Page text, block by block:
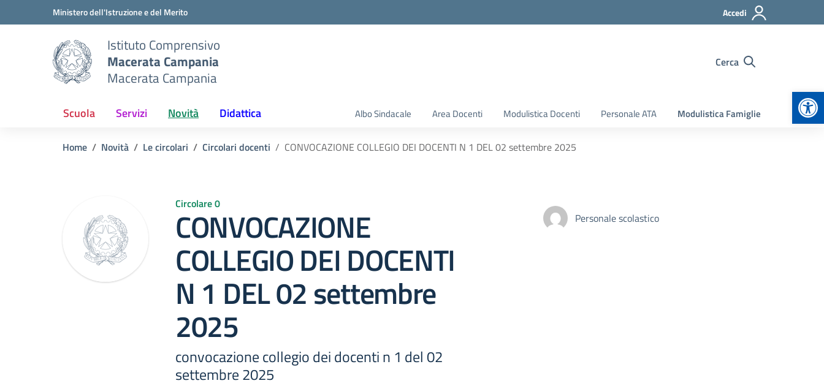
Vai ai contenuti
Vai al menu di navigazioneMinistero dell'Istruzione e del Merito Accedi
Istituto Comprensivo
Macerata Campania
Macerata Campania
Cerca
Scuola Servizi Novità Didattica Albo Sindacale Area Docenti Modulistica Docenti Personale ATA Modulistica Famiglie
Home Novità Le circolari Circolari docenti CONVOCAZIONE COLLEGIO DEI DOCENTI N 1 DEL 02 settembre 2025
Circolare 0
CONVOCAZIONE
COLLEGIO DEI DOCENTI
N 1 DEL 02 settembre
2025
convocazione collegio dei docenti n 1 del 02
settembre 2025
Personale scolastico